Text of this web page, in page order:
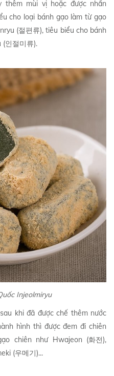
mùi vị hoặc được nhấn
cho loại bánh gạo làm từ gạo
(절편류), tiêu biểu cho bánh
인절미류).
Injeolmiryu
khi đã được chế thêm nước
hình thì được đem đi chiên
chiên như Hwajeon (화전),
(우메기)...